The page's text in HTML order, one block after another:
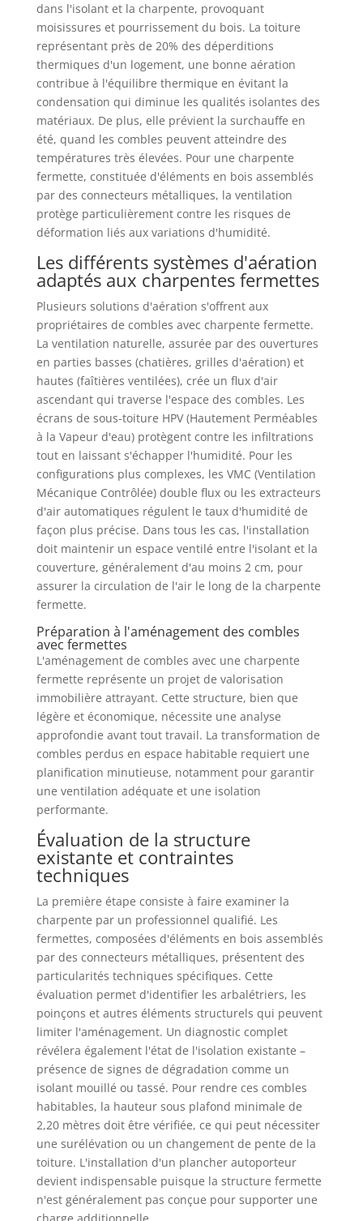
dans l'isolant et la charpente, provoquant
moisissures et pourrissement du bois. La toiture
représentant près de 20% des déperditions
thermiques d'un logement, une bonne aération
contribue à l'équilibre thermique en évitant la
condensation qui diminue les qualités isolantes des
matériaux. De plus, elle prévient la surchauffe en
été, quand les combles peuvent atteindre des
températures très élevées. Pour une charpente
fermette, constituée d'éléments en bois assemblés
par des connecteurs métalliques, la ventilation
protège particulièrement contre les risques de
déformation liés aux variations d'humidité.
Les différents systèmes d'aération
adaptés aux charpentes fermettes
Plusieurs solutions d'aération s'offrent aux
propriétaires de combles avec charpente fermette.
La ventilation naturelle, assurée par des ouvertures
en parties basses (chatières, grilles d'aération) et
hautes (faîtières ventilées), crée un flux d'air
ascendant qui traverse l'espace des combles. Les
écrans de sous-toiture HPV (Hautement Perméables
à la Vapeur d'eau) protègent contre les infiltrations
tout en laissant s'échapper l'humidité. Pour les
configurations plus complexes, les VMC (Ventilation
Mécanique Contrôlée) double flux ou les extracteurs
d'air automatiques régulent le taux d'humidité de
façon plus précise. Dans tous les cas, l'installation
doit maintenir un espace ventilé entre l'isolant et la
couverture, généralement d'au moins 2 cm, pour
assurer la circulation de l'air le long de la charpente
fermette.
Préparation à l'aménagement des combles
avec fermettes
L'aménagement de combles avec une charpente
fermette représente un projet de valorisation
immobilière attrayant. Cette structure, bien que
légère et économique, nécessite une analyse
approfondie avant tout travail. La transformation de
combles perdus en espace habitable requiert une
planification minutieuse, notamment pour garantir
une ventilation adéquate et une isolation
performante.
Évaluation de la structure
existante et contraintes
techniques
La première étape consiste à faire examiner la
charpente par un professionnel qualifié. Les
fermettes, composées d'éléments en bois assemblés
par des connecteurs métalliques, présentent des
particularités techniques spécifiques. Cette
évaluation permet d'identifier les arbalétriers, les
poinçons et autres éléments structurels qui peuvent
limiter l'aménagement. Un diagnostic complet
révélera également l'état de l'isolation existante –
présence de signes de dégradation comme un
isolant mouillé ou tassé. Pour rendre ces combles
habitables, la hauteur sous plafond minimale de
2,20 mètres doit être vérifiée, ce qui peut nécessiter
une surélévation ou un changement de pente de la
toiture. L'installation d'un plancher autoporteur
devient indispensable puisque la structure fermette
n'est généralement pas conçue pour supporter une